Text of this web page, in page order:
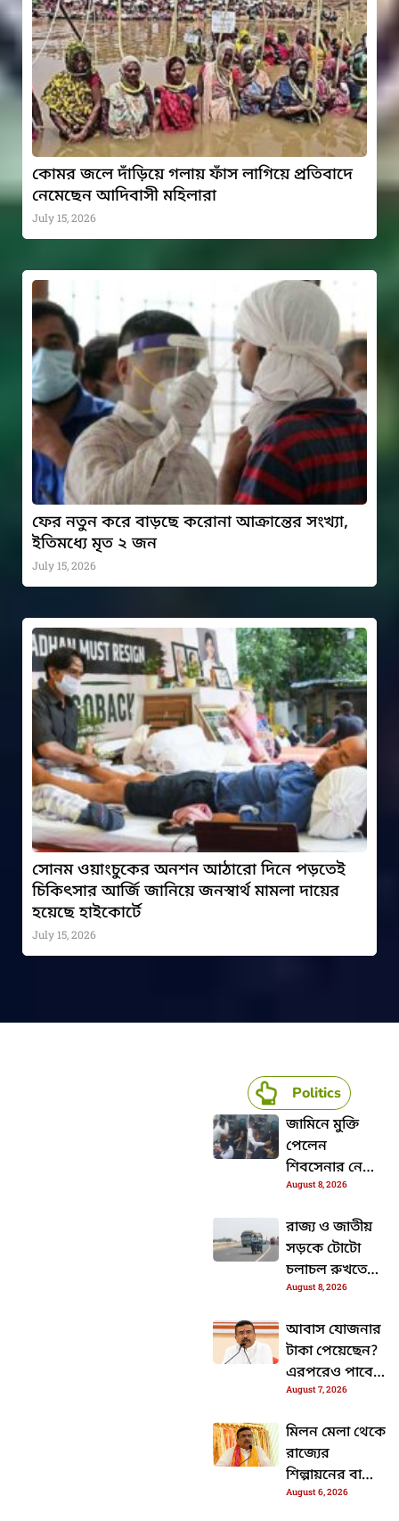
কোমর জলে দাঁড়িয়ে গলায় ফাঁস লাগিয়ে প্রতিবাদে
নেমেছেন আদিবাসী মহিলারা
July 15, 2026
ফের নতুন করে বাড়ছে করোনা আক্রান্তের সংখ্যা,
ইতিমধ্যে মৃত ২ জন
July 15, 2026
সোনম ওয়াংচুকের অনশন আঠারো দিনে পড়তেই
চিকিৎসার আর্জি জানিয়ে জনস্বার্থ মামলা দায়ের
হয়েছে হাইকোর্টে
July 15, 2026
Politics
জামিনে মুক্তি
পেলেন
শিবসেনার নেতা
রমেশ মাত্রে
August 8, 2026
রাজ্য ও জাতীয়
সড়কে টোটো
চলাচল রুখতে
প্রশাসনের উপর
নির্দেশ
August 8, 2026
আবাস যোজনার
টাকা পেয়েছেন?
এরপরেও পাবেন
অতিরিক্ত টাকা,
August 7, 2026
মিলন মেলা থেকে
রাজ্যের
শিল্পায়নের বার্তা
দিলেন মুখ্যমন্ত্রী
August 6, 2026